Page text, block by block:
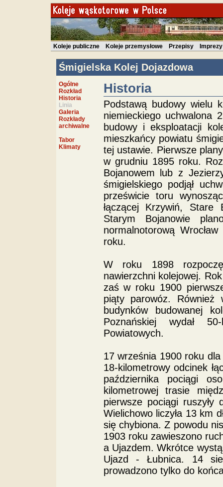
Koleje publiczne Koleje przemysłowe Przepisy Imprezy
Śmigielska Kolej Dojazdowa
Ogólne
Rozkład
Historia
Linia
Galeria
Rozkłady
archiwalne
Tabor
Klimaty
Historia
Podstawą budowy wielu
niemieckiego uchwalona
budowy i eksploatacji
mieszkańcy powiatu
tej ustawie. Pierwsze
w grudniu 1895 roku.
Bojanowem lub z
śmigielskiego podjął
prześwicie toru
łączącej Krzywiń,
Starym Bojanowie
normalnotorową
roku.
W roku 1898
nawierzchni kolejowej.
zaś w roku 1900
piąty parowóz.
budynków budowanej
Poznańskiej wydał
Powiatowych.
17 września 1900 roku
18-kilometrowy odcinek
października pociągi
kilometrowej trasie
pierwsze pociągi
Wielichowo liczyła 13 km
się chybiona. Z powodu
1903 roku zawieszono
a Ujazdem. Wkrótce
Ujazd - Łubnica. 14
prowadzono tylko do